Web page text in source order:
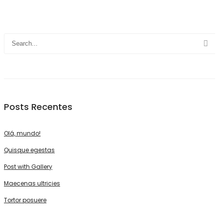
Posts Recentes
Olá, mundo!
Quisque egestas
Post with Gallery
Maecenas ultricies
Tortor posuere